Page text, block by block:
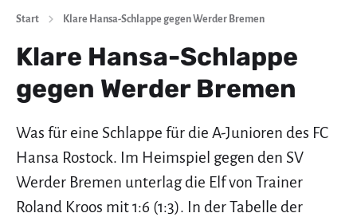
Start Klare Hansa-Schlappe gegen Werder Bremen
Klare Hansa-Schlappe
gegen Werder Bremen
Was für eine Schlappe für die A-Junioren des FC
Hansa Rostock. Im Heimspiel gegen den SV
Werder Bremen unterlag die Elf von Trainer
Roland Kroos mit 1:6 (1:3). In der Tabelle der